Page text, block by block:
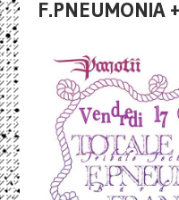
F.PNEUMONIA